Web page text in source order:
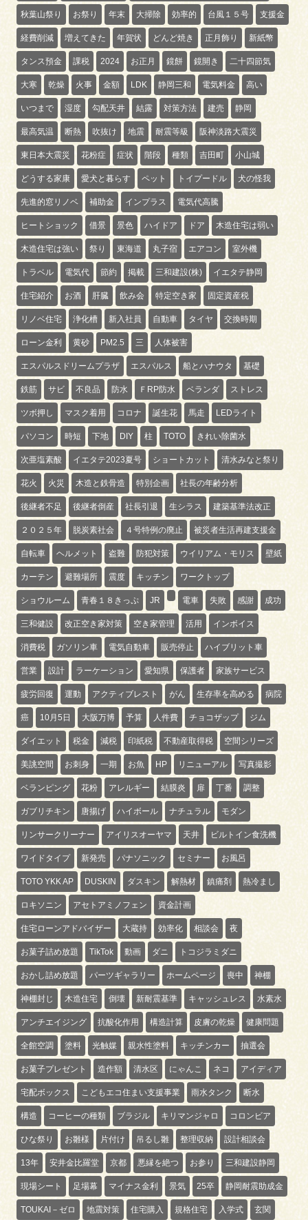
秋葉山祭り お祭り 年末 大掃除 効率的 台風１５号 支援金
経費削減 増えてきた 年賀状 どんど焼き 正月飾り 新紙幣
タンス預金 課税 2024 お正月 鏡餅 鏡開き 二十四節気
大寒 乾燥 火事 金額 LDK 静岡三和 電気料金 高い
いつまで 湿度 勾配天井 結露 対策方法 建売 静岡
最高気温 断熱 吹抜け 地震 耐震等級 阪神淡路大震災
東日本大震災 花粉症 症状 階段 種類 吉田町 小山城
どうする家康 愛犬と暮らす ペット トイプードル 犬の怪我
先進的窓リノベ 補助金 インプラス 電気代高騰
ヒートショック 借景 景色 ハイドア ドア 木造住宅は弱い
木造住宅は強い 祭り 東海道 丸子宿 エアコン 室外機
トラベル 電気代 節約 掲載 三和建設(株) イエタテ静岡
住宅紹介 お酒 肝臓 飲み会 特定空き家 固定資産税
リノベ住宅 浄化槽 新入社員 自動車 タイヤ 交換時期
ローン金利 黄砂 PM2.5 三 人体被害
エスパルスドリームプラザ エスパルス 船とハナウタ 基礎
鉄筋 サビ 不良品 防水 ＦRP防水 ベランダ ストレス
ツボ押し マスク着用 コロナ 誕生花 馬走 LEDライト
パソコン 時短 下地 DIY 柱 TOTO きれい除菌水
次亜塩素酸 イエタテ2023夏号 ショートカット 清水みなと祭り
花火 火災 木造と鉄骨造 特別企画 社長の年齢分析
後継者不足 後継者倒産 社長引退 生シラス 建築基準法改正
２０２５年 脱炭素社会 ４号特例の廃止 被災者生活再建支援金
自転車 ヘルメット 盗難 防犯対策 ウイリアム・モリス 壁紙
カーテン 避難場所 震度 キッチン ワークトップ
ショウルーム 青春１８きっぷ JR 電車 失敗 感謝 成功
三和健設 改正空き家対策 空き家管理 活用 インボイス
消費税 ガソリン車 電気自動車 販売停止 ハイブリット車
営業 設計 ラーケーション 愛知県 保護者 家族サービス
疲労回復 運動 アクティブレスト がん 生存率を高める 病院
癌 10月5日 大阪万博 予算 人件費 チョコザップ ジム
ダイエット 税金 減税 印紙税 不動産取得税 空間シリーズ
美誂空間 お刺身 一期 お魚 HP リニューアル 写真撮影
ベランピング 花粉 アレルギー 結膜炎 扉 丁番 調整
ガブリチキン 唐揚げ ハイボール ナチュラル モダン
リンサークリーナー アイリスオーヤマ 天井 ビルトイン食洗機
ワイドタイプ 新発売 パナソニック セミナー お風呂
TOTO YKK AP DUSKIN ダスキン 解熱材 鎮痛剤 熱冷まし
ロキソニン アセトアミノフェン 資金計画
住宅ローンアドバイザー 大蔵持 効率化 相談会 夜
お菓子詰め放題 TikTok 動画 ダニ トコジラミダニ
おかし詰め放題 パーツギャラリー ホームページ 喪中 神棚
神棚封じ 木造住宅 倒壊 新耐震基準 キャッシュレス 水素水
アンチエイジング 抗酸化作用 構造計算 皮膚の乾燥 健康問題
全館空調 塗料 光触媒 親水性塗料 キッチンカー 抽選会
お菓子プレゼント 造作額 清水区 にゃんこ ネコ アイディア
宅配ボックス こどもエコ住まい支援事業 雨水タンク 断水
構造 コーヒーの種類 ブラジル キリマンジャロ コロンビア
ひな祭り お雛様 片付け 吊るし雛 整理収納 設計相談会
13年 安井金比羅堂 京都 悪縁を絶つ お参り 三和建設静岡
現場シート 足場幕 マイナス金利 景気 25卒 静岡耐震助成金
TOUKAI－ゼロ 地震対策 住宅購入 規格住宅 入学式 玄関